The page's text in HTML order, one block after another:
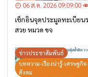
06 ส.ค. 2026 09:09:00
เช็กอินจุดประมูลทะเบียน
สวย หมวด ขจ
ข่าวประชาสัมพันธ์
บทความ-เรื่องน่ารู้-เศรษฐกิจ-
สังคม